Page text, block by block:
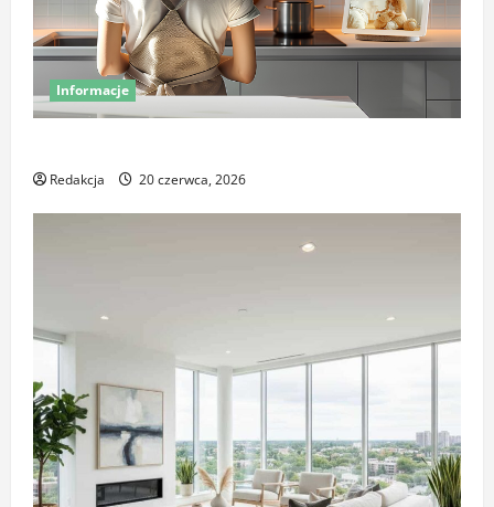
Informacje
Redakcja 20 czerwca, 2026